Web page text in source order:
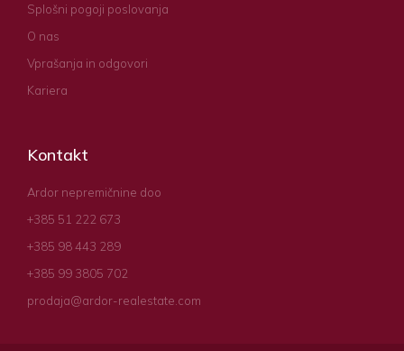
Splošni pogoji poslovanja
O nas
Vprašanja in odgovori
Kariera
Kontakt
Ardor nepremičnine doo
+385 51 222 673
+385 98 443 289
+385 99 3805 702
prodaja@ardor-realestate.com